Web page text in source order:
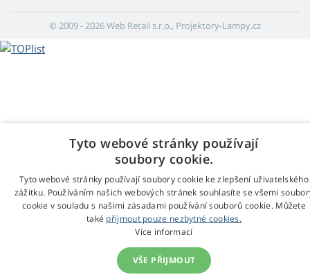
© 2009 - 2026 Web Retail s.r.o., Projektory-Lampy.cz
Tyto webové stránky používají
soubory cookie.
Tyto webové stránky používají soubory cookie ke zlepšení uživatelského
zážitku. Používáním našich webových stránek souhlasíte se všemi
cookie v souladu s našimi zásadami používání souborů cookie. Můžete
také přijmout pouze nezbytné cookies.
Více informací
VŠE PŘIJMOUT